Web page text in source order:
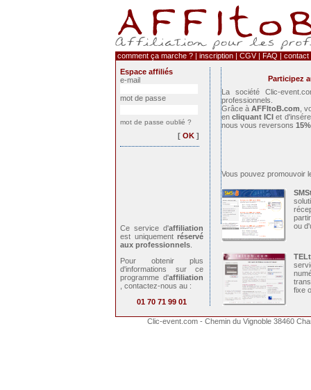
comment ça marche ?| inscription| CGV| FAQ | contact
Espace affiliés
e-mail
mot de passe
mot de passe oublié ?
[ OK ]
Participez
La société Clic-
professionnels.
Grâce àAFFItoB.com ,
encliquant ICI et
nous vous reversons 15%
Vous pouvez promouvoir
ou
fixe
Ce service d'affiliation
est uniquement réservé
aux professionnels
Pour obtenir plus
d'informations sur ce
programme d'affiliation
, contactez-nous au :
01 70 71 99 01
Clic-event.com - Chemin du Vignoble 38460